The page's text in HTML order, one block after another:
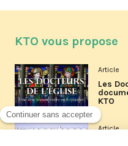
KTO vous propose
Article
Les
KTO
Article
Les